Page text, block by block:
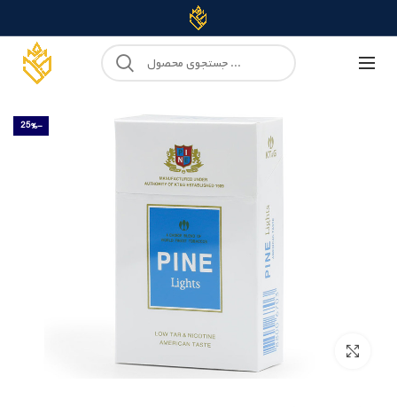
-25%
Click to enlarge